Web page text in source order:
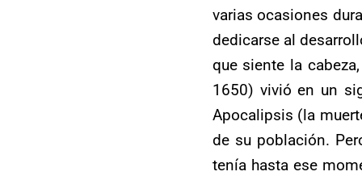
varias ocasiones
dedicarse al
que siente la
1650) vivió en un
Apocalipsis (la
de su población.
tenía hasta ese